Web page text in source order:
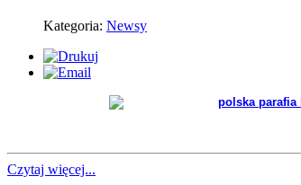
Kategoria: Newsy
Czytaj więcej...